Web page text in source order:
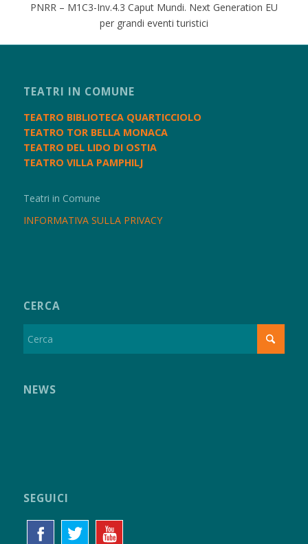
PNRR – M1C3-Inv.4.3 Caput Mundi. Next Generation EU
per grandi eventi turistici
TEATRI IN COMUNE
TEATRO BIBLIOTECA QUARTICCIOLO
TEATRO TOR BELLA MONACA
TEATRO DEL LIDO DI OSTIA
TEATRO VILLA PAMPHILJ
Teatri in Comune
INFORMATIVA SULLA PRIVACY
CERCA
NEWS
SEGUICI